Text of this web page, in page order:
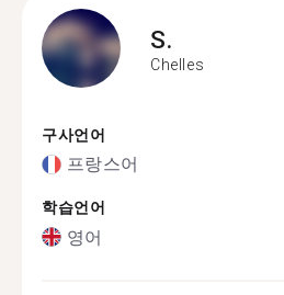
S.
Chelles
구사언어
프랑스어
학습언어
영어